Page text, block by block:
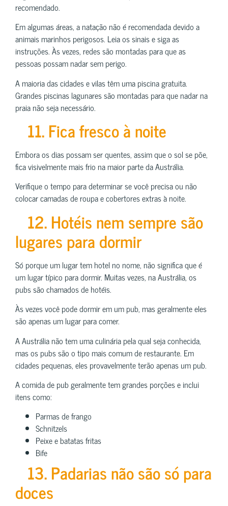
recomendado.
Em algumas áreas, a natação não é recomendada devido a
animais marinhos perigosos. Leia os sinais e siga as
instruções. Às vezes, redes são montadas para que as
pessoas possam nadar sem perigo.
A maioria das cidades e vilas têm uma piscina gratuita.
Grandes piscinas lagunares são montadas para que nadar na
praia não seja necessário.
11. Fica fresco à noite
Embora os dias possam ser quentes, assim que o sol se põe,
fica visivelmente mais frio na maior parte da Austrália.
Verifique o tempo para determinar se você precisa ou não
colocar camadas de roupa e cobertores extras à noite.
12. Hotéis nem sempre são
lugares para dormir
Só porque um lugar tem hotel no nome, não significa que é
um lugar típico para dormir. Muitas vezes, na Austrália, os
pubs são chamados de hotéis.
Às vezes você pode dormir em um pub, mas geralmente eles
são apenas um lugar para comer.
A Austrália não tem uma culinária pela qual seja conhecida,
mas os pubs são o tipo mais comum de restaurante. Em
cidades pequenas, eles provavelmente terão apenas um pub.
A comida de pub geralmente tem grandes porções e inclui
itens como:
Parmas de frango
Schnitzels
Peixe e batatas fritas
Bife
13. Padarias não são só para
doces